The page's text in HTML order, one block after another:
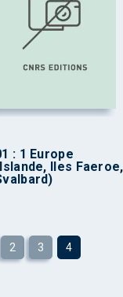
: 1 Europe
Iles Faeroe,
2 3 4